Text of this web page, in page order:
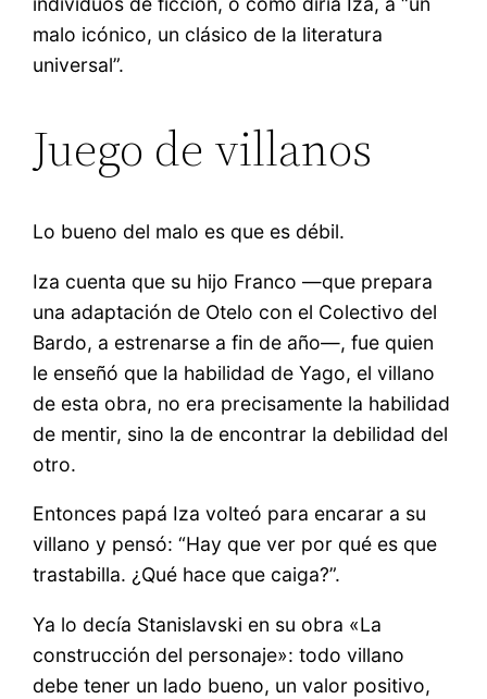
malo icónico, un clásico de la literatura
universal”.
Juego de villanos
Lo bueno del malo es que es débil.
Iza cuenta que su hijo Franco —que prepara
una adaptación de Otelo con el Colectivo del
Bardo, a estrenarse a fin de año—, fue quien
le enseñó que la habilidad de Yago, el villano
de esta obra, no era precisamente la habilidad
de mentir, sino la de encontrar la debilidad del
otro.
Entonces papá Iza volteó para encarar a su
villano y pensó: “Hay que ver por qué es que
trastabilla. ¿Qué hace que caiga?”.
Ya lo decía Stanislavski en su obra «La
construcción del personaje»: todo villano
debe tener un lado bueno, un valor positivo,